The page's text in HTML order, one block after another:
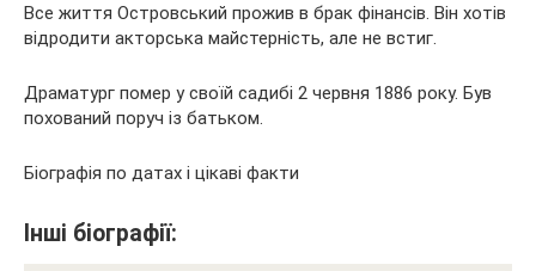
Все життя Островський прожив в брак фінансів. Він хотів
відродити акторська майстерність, але не встиг.
Драматург помер у своїй садибі 2 червня 1886 року. Був
похований поруч із батьком.
Біографія по датах і цікаві факти
Інші біографії: